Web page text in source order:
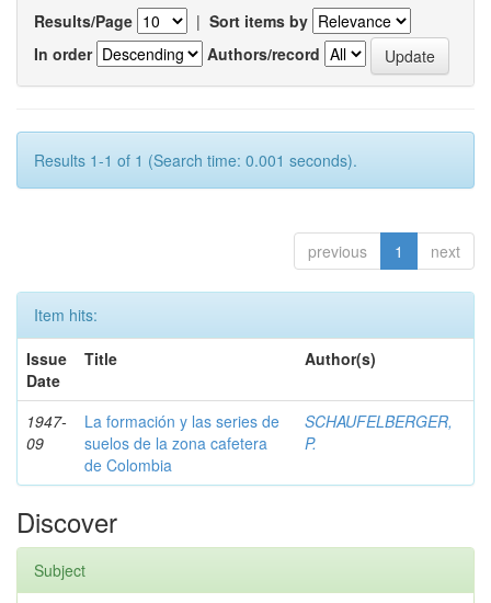
Results/Page | Sort items by
In order
Authors/record
Results 1-1 of 1 (Search time: 0.001 seconds).
previous 1 next
Item hits:
Issue
Date
Title Author(s)
1947-
09
La formación y las series de
suelos de la zona cafetera
de Colombia
SCHAUFELBERGER,
P.
Discover
Subject